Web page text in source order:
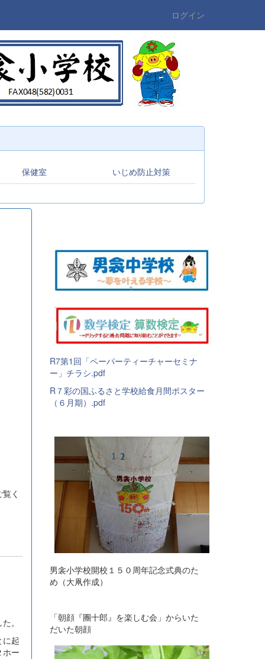
ログイン
保健室 いじめ防止対策
く
。
起
ー
R7第1回「ペーパーティーチャーセミナ
ー」チラシ.pdf
R７彩の国ふるさと学校給食月間ポスター
（６月期）.pdf
男衾小学校開校１５０周年記念式典のた
め（大凧作成）
「朝顔『團十郎』を楽しむ会」からいた
だいた朝顔